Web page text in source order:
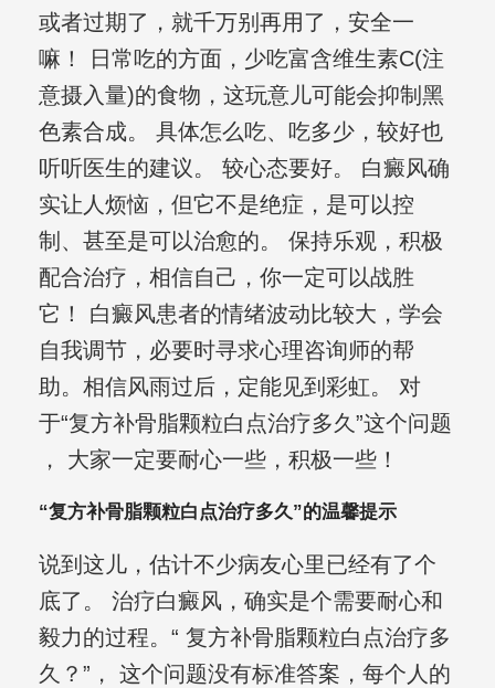
或者过期了，就千万别再用了，安全一
嘛！ 日常吃的方面，少吃富含维生素C(注
意摄入量)的食物，这玩意儿可能会抑制黑
色素合成。 具体怎么吃、吃多少，较好也
听听医生的建议。 较心态要好。 白癜风确
实让人烦恼，但它不是绝症，是可以控
制、甚至是可以治愈的。 保持乐观，积极
配合治疗，相信自己，你一定可以战胜
它！ 白癜风患者的情绪波动比较大，学会
自我调节，必要时寻求心理咨询师的帮
助。相信风雨过后，定能见到彩虹。 对
于“复方补骨脂颗粒白点治疗多久”这个问题
， 大家一定要耐心一些，积极一些！
“复方补骨脂颗粒白点治疗多久”的温馨提示
说到这儿，估计不少病友心里已经有了个
底了。 治疗白癜风，确实是个需要耐心和
毅力的过程。“ 复方补骨脂颗粒白点治疗多
久？”， 这个问题没有标准答案，每个人的